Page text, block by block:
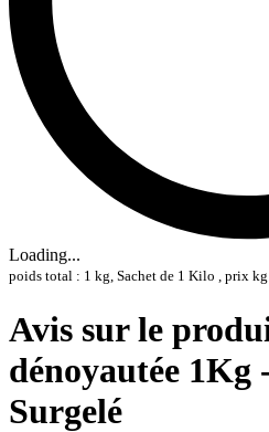
Loading...
poids total : 1 kg, Sachet de 1 Kilo , prix
Avis sur le
dénoyautée 1Kg
Surgelé